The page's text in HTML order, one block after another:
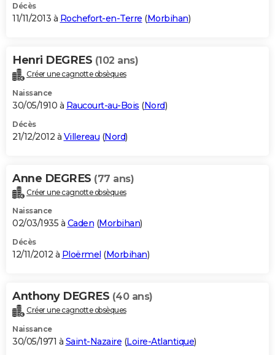
Décès
11/11/2013 à Rochefort-en-Terre (Morbihan)
Henri DEGRES (102 ans)
Créer une cagnotte obsèques
Naissance
30/05/1910 à Raucourt-au-Bois (Nord)
Décès
21/12/2012 à Villereau (Nord)
Anne DEGRES (77 ans)
Créer une cagnotte obsèques
Naissance
02/03/1935 à Caden (Morbihan)
Décès
12/11/2012 à Ploërmel (Morbihan)
Anthony DEGRES (40 ans)
Créer une cagnotte obsèques
Naissance
30/05/1971 à Saint-Nazaire (Loire-Atlantique)